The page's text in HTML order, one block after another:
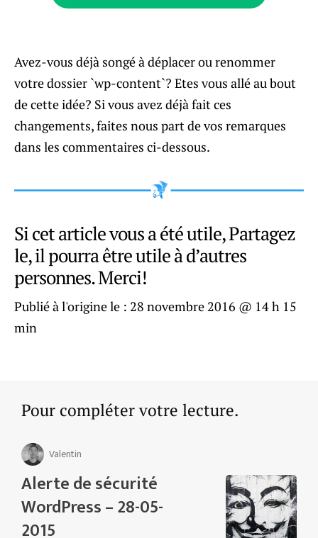
Avez-vous déjà songé à déplacer ou renommer
votre dossier `wp-content`? Etes vous allé au bout
de cette idée? Si vous avez déjà fait ces
changements, faites nous part de vos remarques
dans les commentaires ci-dessous.
Si cet article vous a été utile, Partagez
le, il pourra être utile à d’autres
personnes. Merci!
Publié à l'origine le : 28 novembre 2016 @ 14 h 15
min
Pour compléter votre lecture.
Valentin
Alerte de sécurité
WordPress – 28-05-
2015